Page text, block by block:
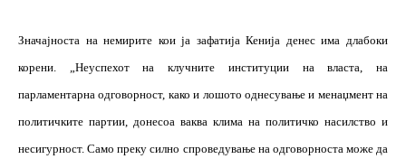
Значајноста на немирите кои ја зафатија Кенија денес има длабоки
корени. „Неуспехот на клучните институции на власта, на
парламентарна одговорност, како и лошото однесување и менаџмент на
политичките партии, донесоа ваква клима на политичко насилство и
несигурност. Само преку силно спроведување на одговорноста може да